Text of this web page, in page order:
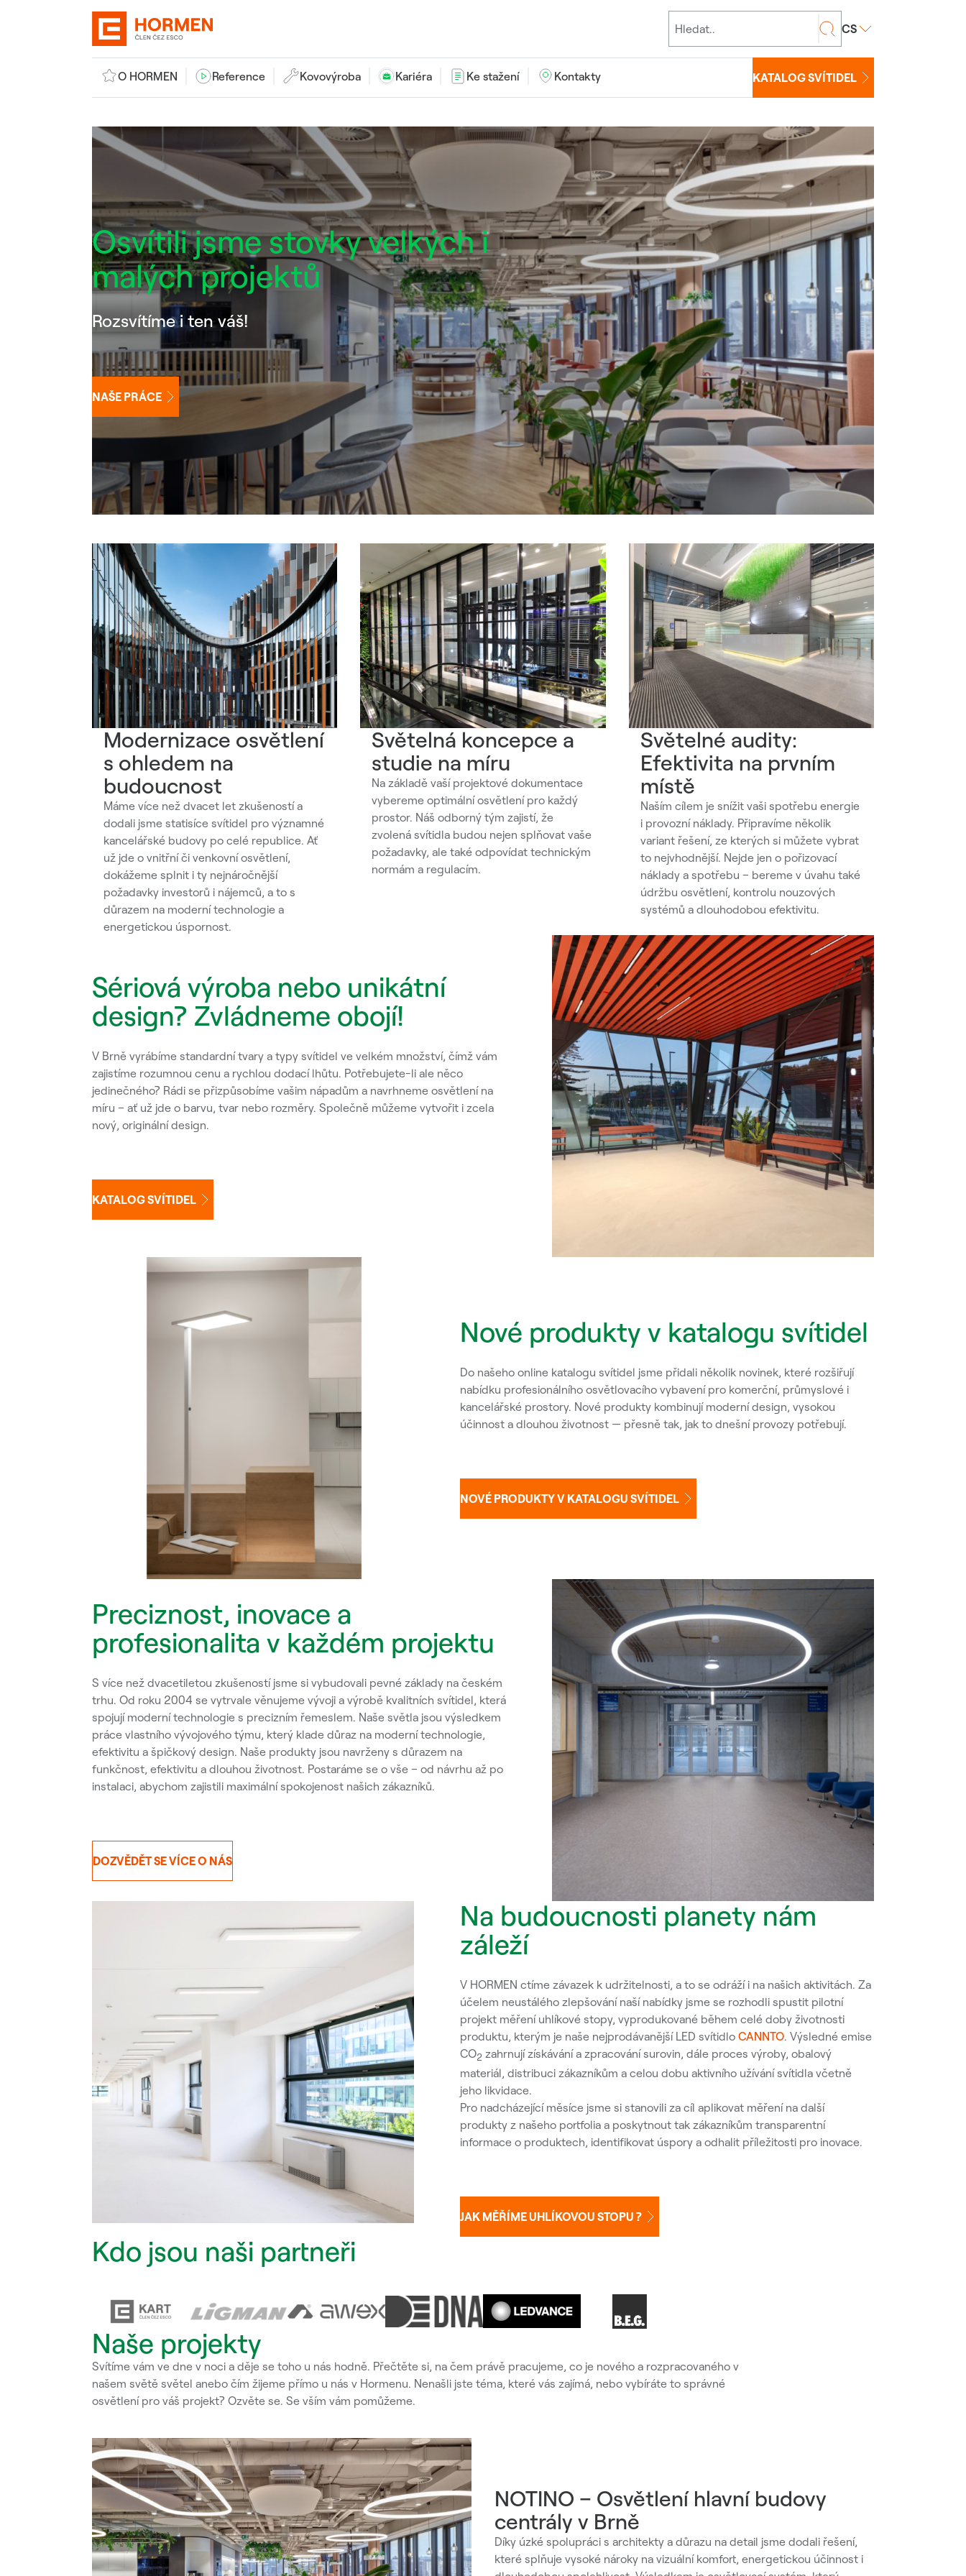
CS
O HORMEN Reference Kovovýroba Kariéra Ke stažení Kontakty KATALOG SVÍTIDEL
Osvítili jsme stovky velkých i
malých projektů
Rozsvítíme i ten váš!
NAŠE PRÁCE
Modernizace osvětlení
s ohledem na
budoucnost
Máme více než dvacet let zkušeností a
dodali jsme statisíce svítidel pro významné
kancelářské budovy po celé republice. Ať
už jde o vnitřní či venkovní osvětlení,
dokážeme splnit i ty nejnáročnější
požadavky investorů i nájemců, a to s
důrazem na moderní technologie a
energetickou úspornost.
Světelná koncepce a
studie na míru
Na základě vaší projektové dokumentace
vybereme optimální osvětlení pro každý
prostor. Náš odborný tým zajistí, že
zvolená svítidla budou nejen splňovat vaše
požadavky, ale také odpovídat technickým
normám a regulacím.
Světelné audity:
Efektivita na prvním
místě
Naším cílem je snížit vaši spotřebu energie
i provozní náklady. Připravíme několik
variant řešení, ze kterých si můžete vybrat
to nejvhodnější. Nejde jen o pořizovací
náklady a spotřebu – bereme v úvahu také
údržbu osvětlení, kontrolu nouzových
systémů a dlouhodobou efektivitu.
Sériová výroba nebo unikátní
design? Zvládneme obojí!
V Brně vyrábíme standardní tvary a typy svítidel ve velkém množství, čímž vám
zajistíme rozumnou cenu a rychlou dodací lhůtu. Potřebujete-li ale něco
jedinečného? Rádi se přizpůsobíme vašim nápadům a navrhneme osvětlení na
míru – ať už jde o barvu, tvar nebo rozměry. Společně můžeme vytvořit i zcela
nový, originální design.
KATALOG SVÍTIDEL
Nové produkty v katalogu svítidel
Do našeho online katalogu svítidel jsme přidali několik novinek, které rozšiřují
nabídku profesionálního osvětlovacího vybavení pro komerční, průmyslové i
kancelářské prostory. Nové produkty kombinují moderní design, vysokou
účinnost a dlouhou životnost — přesně tak, jak to dnešní provozy potřebují.
NOVÉ PRODUKTY V KATALOGU SVÍTIDEL
Preciznost, inovace a
profesionalita v každém projektu
S více než dvacetiletou zkušeností jsme si vybudovali pevné základy na českém
trhu. Od roku 2004 se vytrvale věnujeme vývoji a výrobě kvalitních svítidel, která
spojují moderní technologie s precizním řemeslem. Naše světla jsou výsledkem
práce vlastního vývojového týmu, který klade důraz na moderní technologie,
efektivitu a špičkový design. Naše produkty jsou navrženy s důrazem na
funkčnost, efektivitu a dlouhou životnost. Postaráme se o vše – od návrhu až po
instalaci, abychom zajistili maximální spokojenost našich zákazníků.
DOZVĚDĚT SE VÍCE O NÁS
Na budoucnosti planety nám
záleží
V HORMEN ctíme závazek k udržitelnosti, a to se odráží i na našich aktivitách. Za
účelem neustálého zlepšování naší nabídky jsme se rozhodli spustit pilotní
projekt měření uhlíkové stopy, vyprodukované během celé doby životnosti
produktu, kterým je naše nejprodávanější LED svítidlo CANNTO. Výsledné emise
CO2 zahrnují získávání a zpracování surovin, dále proces výroby, obalový
materiál, distribuci zákazníkům a celou dobu aktivního užívání svítidla včetně
jeho likvidace.
Pro nadcházející měsíce jsme si stanovili za cíl aplikovat měření na další
produkty z našeho portfolia a poskytnout tak zákazníkům transparentní
informace o produktech, identifikovat úspory a odhalit příležitosti pro inovace.
JAK MĚŘÍME UHLÍKOVOU STOPU ?
Kdo jsou naši partneři
Naše projekty
Svítíme vám ve dne v noci a děje se toho u nás hodně. Přečtěte si, na čem právě pracujeme, co je nového a rozpracovaného v
našem světě světel anebo čím žijeme přímo u nás v Hormenu. Nenašli jste téma, které vás zajímá, nebo vybíráte to správné
osvětlení pro váš projekt? Ozvěte se. Se vším vám pomůžeme.
NOTINO – Osvětlení hlavní budovy
centrály v Brně
Díky úzké spolupráci s architekty a důrazu na detail jsme dodali řešení,
které splňuje vysoké nároky na vizuální komfort, energetickou účinnost i